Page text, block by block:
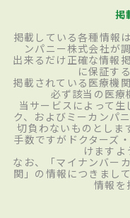
掲
掲載している各種情報
ンパニー株式会社が
出来るだけ正確な情報
に保証す
掲載されている医療機
必ず該当の医療
当サービスによって
ク、およびミーカンパ
切負わないものとしま
手数ですがドクターズ
けますよ
なお、「マイナンバー
関」の情報につきまし
情報を